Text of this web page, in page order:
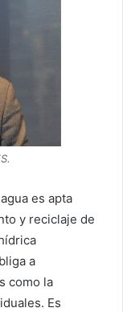
es apta
y reciclaje de
a
como la
Es